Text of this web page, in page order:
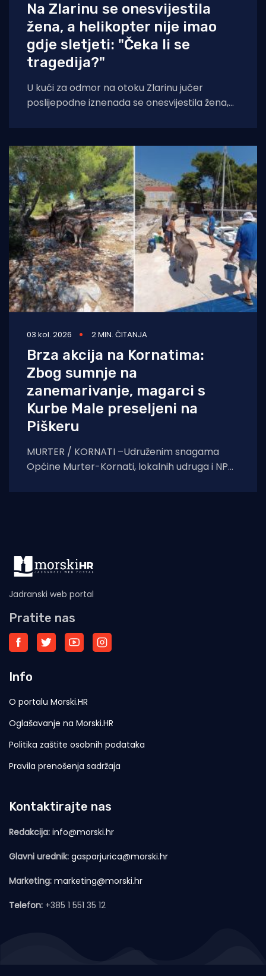
Na Zlarinu se onesvijestila
žena, a helikopter nije imao
gdje sletjeti: "Čeka li se
tragedija?"
U kući za odmor na otoku Zlarinu jučer
poslijepodne iznenada se onesvijestila žena,
03 kol. 2026 2 MIN. ČITANJA
Brza akcija na Kornatima:
Zbog sumnje na
zanemarivanje, magarci s
Kurbe Male preseljeni na
Piškeru
MURTER / KORNATI –Udruženim snagama
Općine Murter-Kornati, lokalnih udruga i NP
Jadranski web portal
Pratite nas
Info
O portalu Morski.HR
Oglašavanje na Morski.HR
Politika zaštite osobnih podataka
Pravila prenošenja sadržaja
Kontaktirajte nas
Redakcija: info@morski.hr
Glavni urednik: gasparjurica@morski.hr
Marketing: marketing@morski.hr
Telefon: +385 1 551 35 12